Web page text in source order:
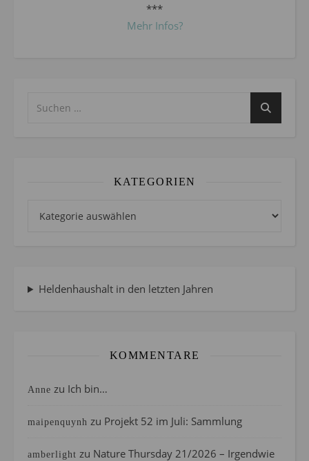
***
Mehr Infos?
KATEGORIEN
Heldenhaushalt in den letzten Jahren
KOMMENTARE
Anne zu Ich bin…
maipenquynh zu Projekt 52 im Juli: Sammlung
amberlight zu Nature Thursday 21/2026 – Irgendwie